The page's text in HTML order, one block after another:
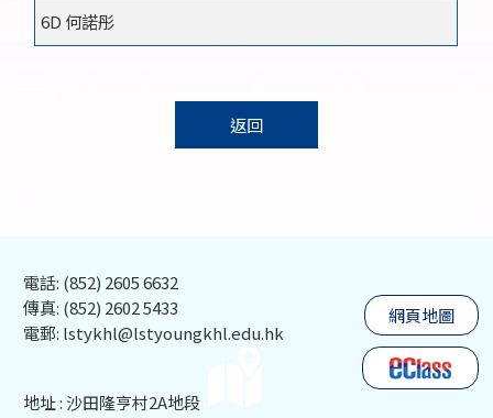
6D 何諾彤
返回
電話: (852) 2605 6632
傳真: (852) 2602 5433
電郵: lstykhl@lstyoungkhl.edu.hk
地址 : 沙田隆亨村2A地段
網頁地圖